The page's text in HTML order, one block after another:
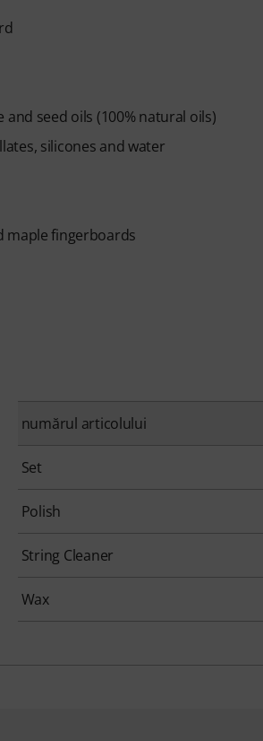
seed oils (100% natural oils)
silicones and water
maple fingerboards
numărul articolului
Set
Polish
String Cleaner
Wax